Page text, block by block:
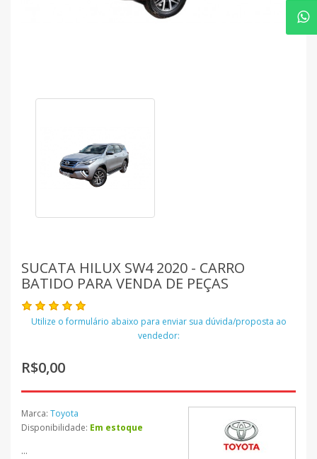
SUCATA HILUX SW4 2020 - CARRO
BATIDO PARA VENDA DE PEÇAS
Utilize o formulário abaixo para enviar sua dúvida/proposta ao
vendedor:
R$0,00
Marca: Toyota
Disponibilidade: Em estoque
...